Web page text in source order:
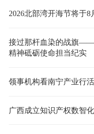
2026北部湾开海节将于8
接过那杆血染的战旗——
精神砥砺使命担当纪实
领事机构看南宁产业行
广西成立知识产权数智